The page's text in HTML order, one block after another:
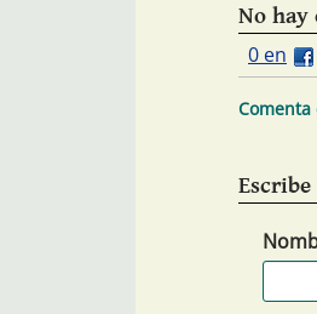
No hay
0 en